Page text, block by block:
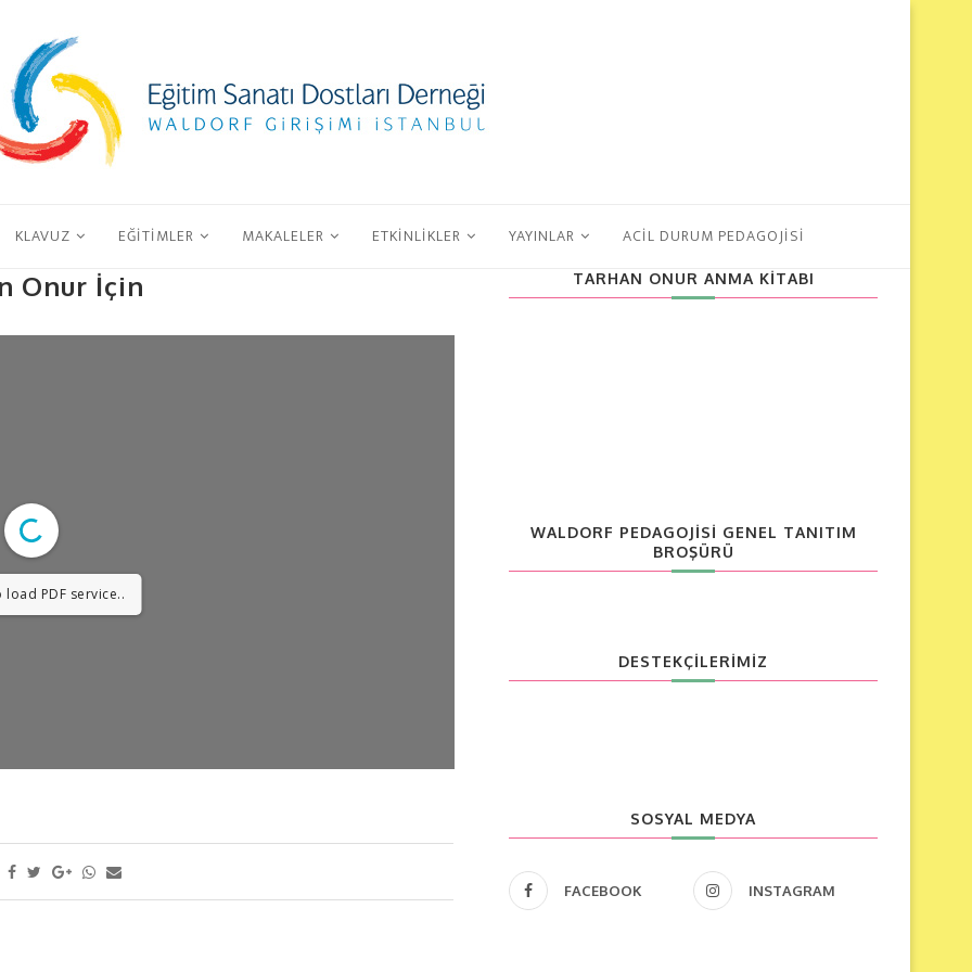
KLAVUZ EĞİTİMLER MAKALELER ETKİNLİKLER YAYINLAR ACİL DURUM PEDAGOJİSİ
Onur İçin
load PDF service..
TARHAN ONUR ANMA KITABI
WALDORF PEDAGOJISI GENEL TANITIM
BROŞÜRÜ
DESTEKÇİLERİMİZ
SOSYAL MEDYA
FACEBOOK INSTAGRAM